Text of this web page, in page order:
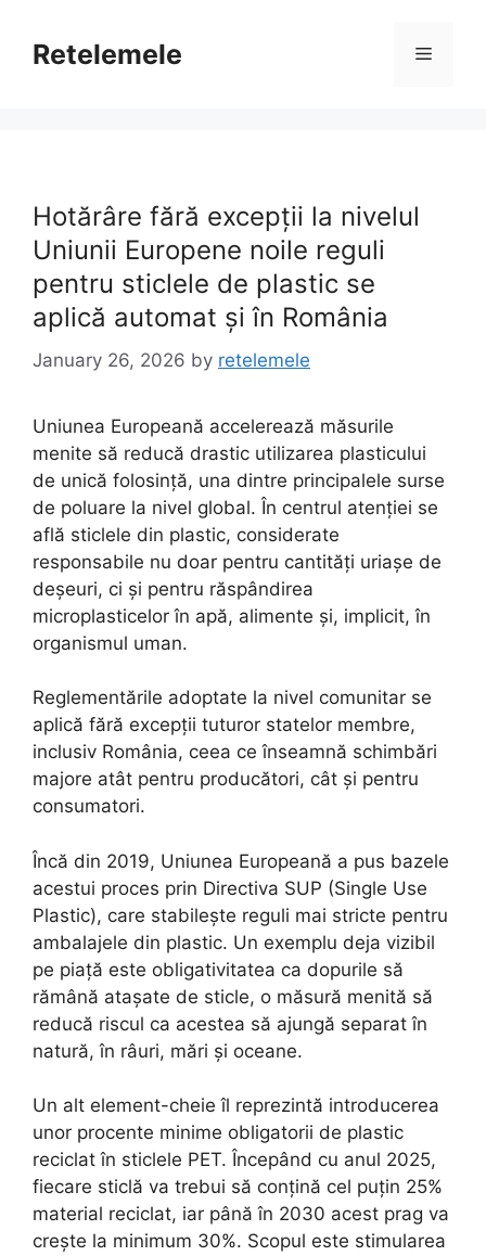
contentRetelemele Menu
Hotărâre fără excepții la nivelul
Uniunii Europene noile reguli
pentru sticlele de plastic se
aplică automat și în România
January 26, 2026 by retelemele
Uniunea Europeană accelerează măsurile
menite să reducă drastic utilizarea plasticului
de unică folosință, una dintre principalele surse
de poluare la nivel global. În centrul atenției se
află sticlele din plastic, considerate
responsabile nu doar pentru cantități uriașe de
deșeuri, ci și pentru răspândirea
microplasticelor în apă, alimente și, implicit, în
organismul uman.
Reglementările adoptate la nivel comunitar se
aplică fără excepții tuturor statelor membre,
inclusiv România, ceea ce înseamnă schimbări
majore atât pentru producători, cât și pentru
consumatori.
Încă din 2019, Uniunea Europeană a pus bazele
acestui proces prin Directiva SUP (Single Use
Plastic), care stabilește reguli mai stricte pentru
ambalajele din plastic. Un exemplu deja vizibil
pe piață este obligativitatea ca dopurile să
rămână atașate de sticle, o măsură menită să
reducă riscul ca acestea să ajungă separat în
natură, în râuri, mări și oceane.
Un alt element-cheie îl reprezintă introducerea
unor procente minime obligatorii de plastic
reciclat în sticlele PET. Începând cu anul 2025,
fiecare sticlă va trebui să conțină cel puțin 25%
material reciclat, iar până în 2030 acest prag va
crește la minimum 30%. Scopul este stimularea